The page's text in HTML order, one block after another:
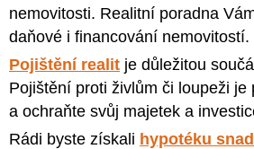
nemovitosti. Realitní poradna
daňové i financování nemovitostí.
Pojištění realit je důležitou
Pojištění proti živlům či loupeži
a ochraňte svůj majetek a
Rádi byste získali hypotéku